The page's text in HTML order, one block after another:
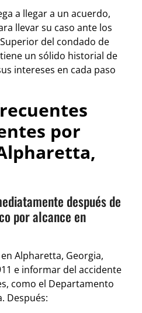
a llegar a un acuerdo,
llevar su caso ante los
del condado de
un sólido historial de
intereses en cada paso
por
después de
por alcance en
Alpharetta, Georgia,
e informar del accidente
como el Departamento
Después: